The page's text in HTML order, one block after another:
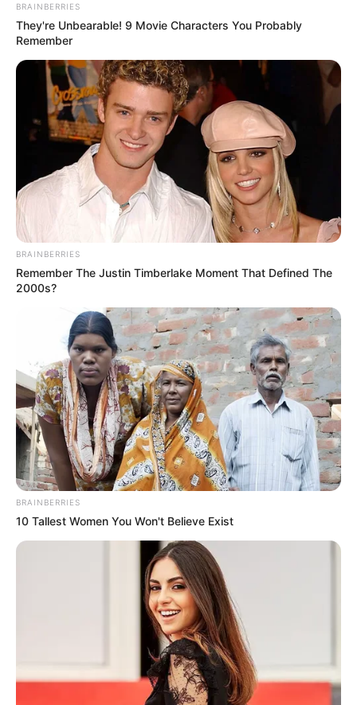
เลขเศรษฐี 12 ราศี ประจำ
งวดวันที่ 16 พ.ค. 62 โดย
อ.แมน กับ เลขปลดหนี้พา
รวย
เลขเศรษฐี 12 ราศี ประจำงวดวันที่ 16 พฤษภาคม 2562 โดย อ.แมน
พลังเลข จัดตัวเลขนำโชค 12 ราศี ให้แบบตรงๆ พร้อมเคล็ดลับเรียก
โชคลาภให้เข้ามือไม่ขาด พลาดไม่ได้แล้ว
อ.แมน กับ เลขปลดหนี้พารวย
13 พ.ค. 2019
แบ่งปัน
เลขเศรษฐี 12 ราศีประจำงวดวันที่ 16 พฤษภาคม 2562
โดย อ.แมน พลังเลข วิเคราะห์ ตัวเลขนำโชค 12 ราศี มา
ให้แบบตรงๆ จัดเต็มพร้อมเคล็ดลับเพิ่มพลังดวง เรียกโชค
ลาภให้เข้ามือไม่ขาด งานนี้ปลดหนี้ได้พารวยด้วย!
เนื้อหาที่เกี่ยวข้อง>>
เลขเด็ด งวดวันที่ 16 พ.ค. 62 โดย
อ.รักษ์ เลขเด็ด แม่นนะ ไม่ตามไหวหรอ?
หวยซองเขียนมือ งวดวันที่ 16 พ.ค.
62 มัดรวมทุกเซียนดัง จัดให้เน้นๆ เหมือนเดิม
BRAINBERRIES
They're Unbearable! 9 Movie Characters You Probably
Remember
BRAINBERRIES
Remember The Justin Timberlake Moment That Defined The
2000s?
BRAINBERRIES
10 Tallest Women You Won't Believe Exist